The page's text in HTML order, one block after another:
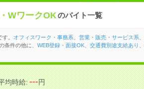
WワークOKのバイト一覧
。 オフィスワーク・事務系 営業・販売・サービス系
条件の他に、 WEB登録・面接OK、 交通費別途支給あり
均時給:---円